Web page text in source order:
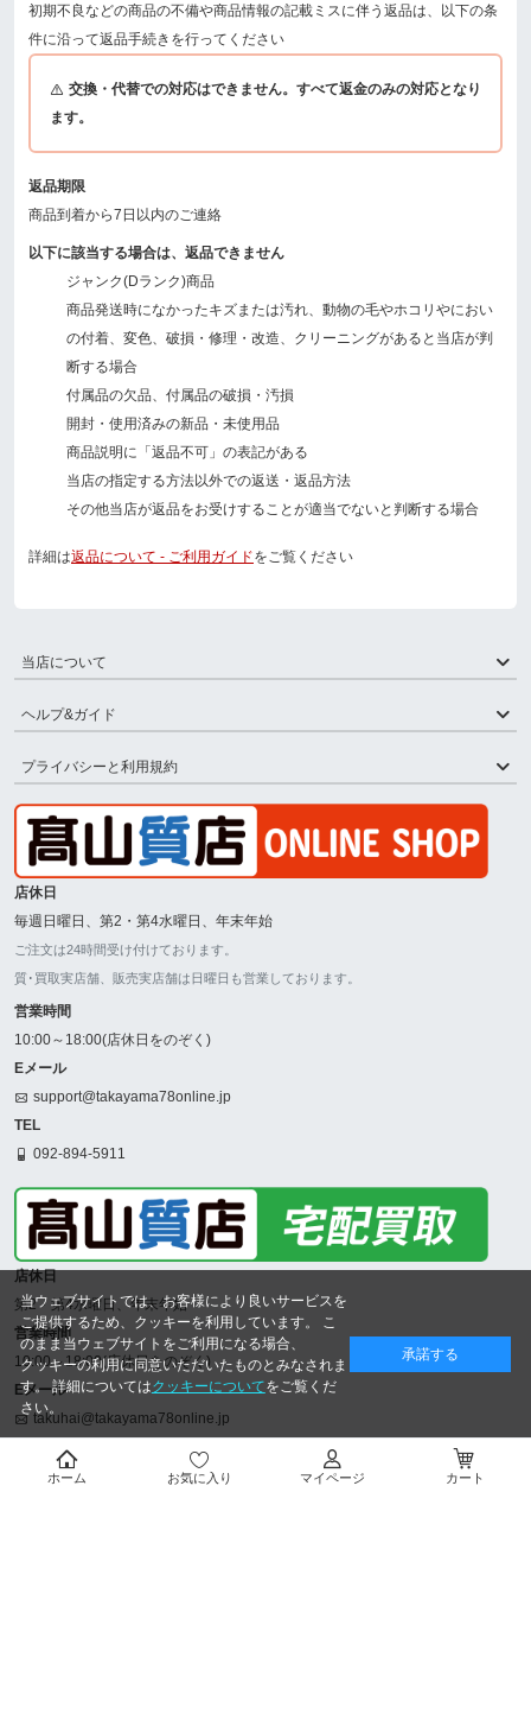
初期不良などの商品の不備や商品情報の記載ミスに伴う返品は、以下の条
件に沿って返品手続きを行ってください
交換・代替での対応はできません。すべて返金のみの対応となり
ます。
返品期限
商品到着から7日以内のご連絡
以下に該当する場合は、返品できません
ジャンク(Dランク)商品
商品発送時になかったキズまたは汚れ、動物の毛やホコリやにおい
の付着、変色、破損・修理・改造、クリーニングがあると当店が判
断する場合
付属品の欠品、付属品の破損・汚損
開封・使用済みの新品・未使用品
商品説明に「返品不可」の表記がある
当店の指定する方法以外での返送・返品方法
その他当店が返品をお受けすることが適当でないと判断する場合
詳細は返品について - ご利用ガイドをご覧ください
当店について
ヘルプ&ガイド
プライバシーと利用規約
店休日
毎週日曜日、第2・第4水曜日、年末年始
ご注文は24時間受け付けております。
質･買取実店舗、販売実店舗は日曜日も営業しております。
営業時間
10:00～18:00(店休日をのぞく)
Eメール
support@takayama78online.jp
TEL
092-894-5911
店休日
第2・第4水曜日、年末年始
営業時間
10:00～18:00(店休日をのぞく)
Eメール
takuhai@takayama78online.jp
092-707-5311
ホーム お気に入り マイページ カート
当ウェブサイトでは、お客様により良いサービスを
ご提供するため、クッキーを利用しています。 こ
のまま当ウェブサイトをご利用になる場合、
クッキーの利用に同意いただいたものとみなされま
す。 詳細についてはクッキーについてをご覧くだ
さい。
承諾する